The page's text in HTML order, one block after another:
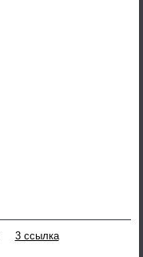
3 ссылка